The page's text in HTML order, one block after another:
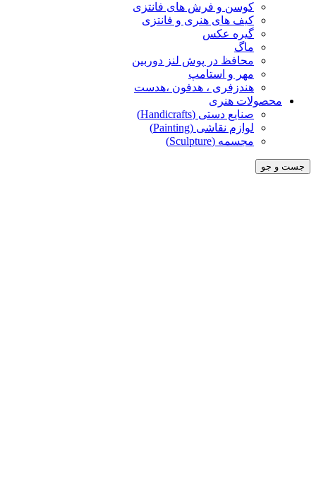
کوسن و فرش های فانتزی
کیف های هنری و فانتزی
گیره عکس
ماگ
محافظ در پوش لنز دوربین
مهر و استامپ
هندزفری ، هدفون ،هدست
محصولات هنری
صنایع دستی (Handicrafts)
لوازم نقاشی (Painting)
مجسمه (Sculpture)
جست و جو